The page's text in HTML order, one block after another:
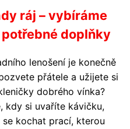
ráj – vybíráme
doplňky
lenošení je konečně
přátele a užijete si
dobrého vínka?
kdy si uvaříte kávičku,
kochat prací, kterou